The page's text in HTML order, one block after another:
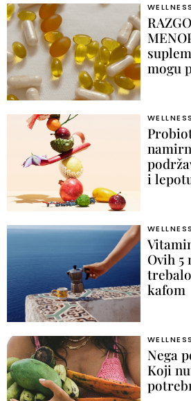
WELLNESS
mogu
WELLNESS
i
WELLNESS
Ovih 5
kafom
WELLNESS
Nega
Koji